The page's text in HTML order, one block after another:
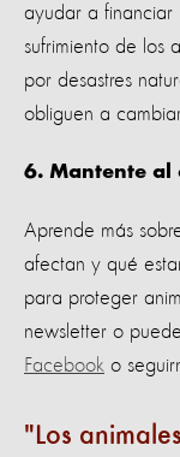
ayudar a financiar
sufrimiento de los
por desastres
obliguen a
6. Mantente
Aprende más
afectan y qué
para proteger
newsletter o
Facebook o
Los